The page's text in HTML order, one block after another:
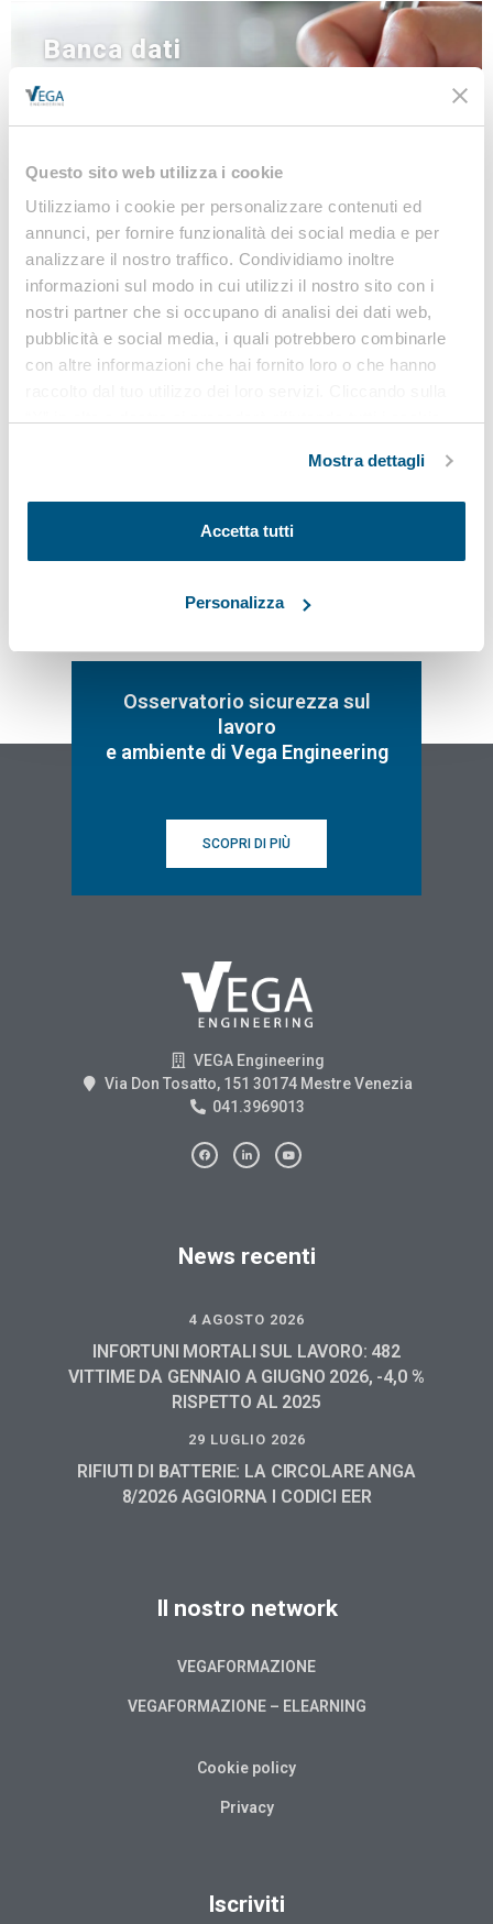
Questo sito web utilizza i cookie
Utilizziamo i cookie per personalizzare contenuti ed
annunci, per fornire funzionalità dei social media e per
analizzare il nostro traffico. Condividiamo inoltre
informazioni sul modo in cui utilizzi il nostro sito con i
nostri partner che si occupano di analisi dei dati web,
pubblicità e social media, i quali potrebbero combinarle
con altre informazioni che hai fornito loro o che hanno
Mostra dettagli
Accetta tutti
Personalizza
Banca dati
LEGISLAZIONE
Iscriviti alla nostra
Newsletter
Notizie, Modulistica e Linee Guida gratuite per
e normative
Osservatorio sicurezza sul
lavoro
e ambiente di Vega Engineering
SCOPRI DI PIÙ
VEGA Engineering
Via Don Tosatto, 151 30174 Mestre Venezia
041.3969013
News recenti
4 AGOSTO 2026
INFORTUNI MORTALI SUL LAVORO: 482
VITTIME DA GENNAIO A GIUGNO 2026, -4,0 %
RISPETTO AL 2025
29 LUGLIO 2026
RIFIUTI DI BATTERIE: LA CIRCOLARE ANGA
8/2026 AGGIORNA I CODICI EER
Il nostro network
VEGAFORMAZIONE
VEGAFORMAZIONE – ELEARNING
Cookie policy
Privacy
Iscriviti